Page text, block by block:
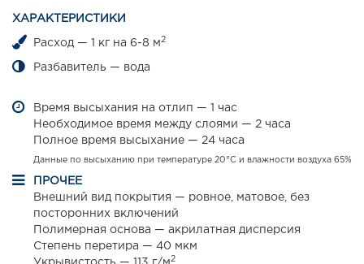
ХАРАКТЕРИСТИКИ
Расход — 1 кг на 6-8 м 2
Разбавитель — вода
Время высыхания на отлип — 1 час
Необходимое время между слоями — 2 часа
Полное время высыхание — 24 часа
Данные по высыханию при температуре 20°С и влажности воздуха 65%
ПРОЧЕЕ
Внешний вид покрытия — ровное, матовое, без
посторонних включений
Полимерная основа — акрилатная дисперсия
Степень перетира — 40 мкм
2